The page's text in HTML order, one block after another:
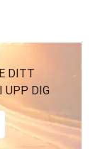
DITT
UPP DIG